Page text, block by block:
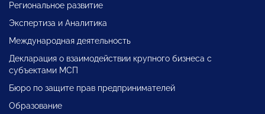
Региональное развитие
Экспертиза и Аналитика
Международная деятельность
Декларация о взаимодействии крупного бизнеса с
субъектами МСП
Бюро по защите прав предпринимателей
Образование